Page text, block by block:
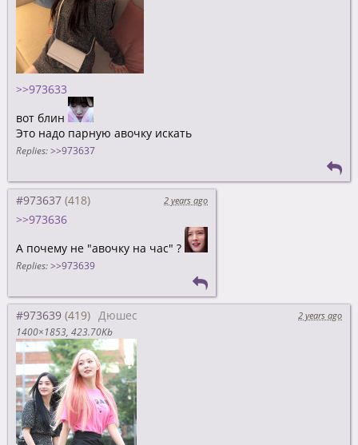
>>973633
вот блин
Это надо парную авочку искать
Replies: >>973637
#973637 2 years ago
>>973636
А почему не "авочку на час" ?
Replies: >>973639
#973639 Дюшес
2 years ago
1400×1853 423.70Kb